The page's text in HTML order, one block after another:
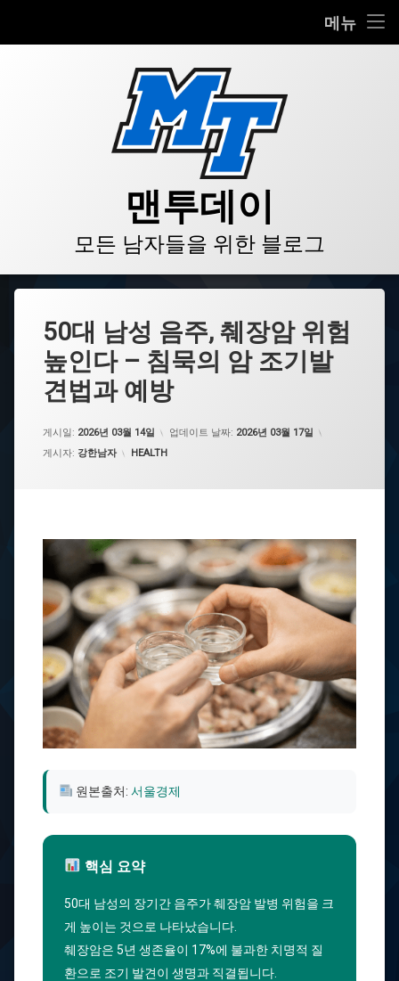
메뉴
LINKS
맨투데이
모든 남자들을 위한 블로그
50대 남성 음주, 췌장암 위험
높인다 – 침묵의 암 조기발
견법과 예방
게시일: 2026년 03월 14일 업데이트 날짜: 2026년 03월 17일
게시자: 강한남자 카테고리:
HEALTH
원본출처: 서울경제
핵심 요약
50대 남성의 장기간 음주가 췌장암 발병 위험을 크
게 높이는 것으로 나타났습니다.
췌장암은 5년 생존율이 17%에 불과한 치명적 질
환으로 조기 발견이 생명과 직결됩니다.